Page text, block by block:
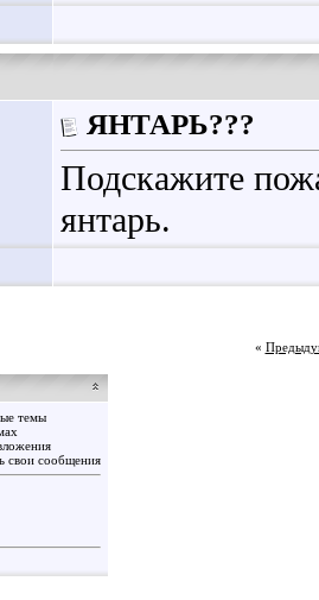
ЯНТАРЬ???
Подскажите
янтарь.
«
темы
свои сообщения